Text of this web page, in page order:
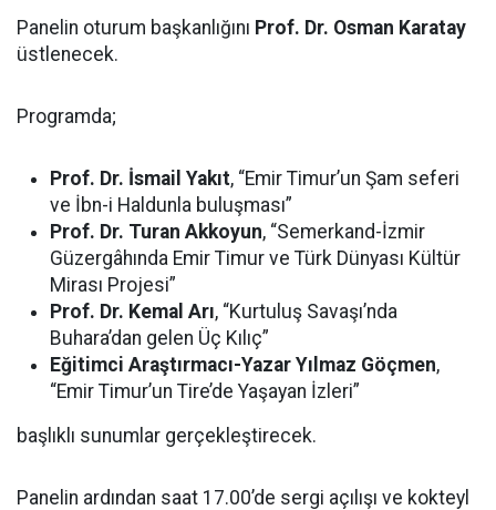
Panelin oturum başkanlığını Prof. Dr. Osman Karatay
üstlenecek.
Programda;
Prof. Dr. İsmail Yakıt, “Emir Timur’un Şam seferi
ve İbn-i Haldunla buluşması”
Prof. Dr. Turan Akkoyun, “Semerkand-İzmir
Güzergâhında Emir Timur ve Türk Dünyası Kültür
Mirası Projesi”
Prof. Dr. Kemal Arı, “Kurtuluş Savaşı’nda
Buhara’dan gelen Üç Kılıç”
Eğitimci Araştırmacı-Yazar Yılmaz Göçmen,
“Emir Timur’un Tire’de Yaşayan İzleri”
başlıklı sunumlar gerçekleştirecek.
Panelin ardından saat 17.00’de sergi açılışı ve kokteyl